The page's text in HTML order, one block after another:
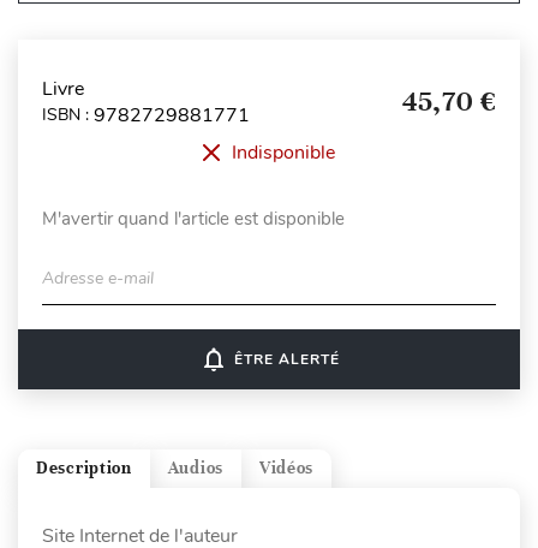
Livre
ISBN : 9782729881771 45,70 €
Indisponible
M'avertir quand l'article est disponible
Adresse e-mail
notifications_none ÊTRE ALERTÉ
Vidéos
Audios
Description
Site Internet de l'auteur